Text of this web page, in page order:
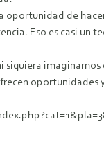
oportunidad de
Eso es casi
siquiera